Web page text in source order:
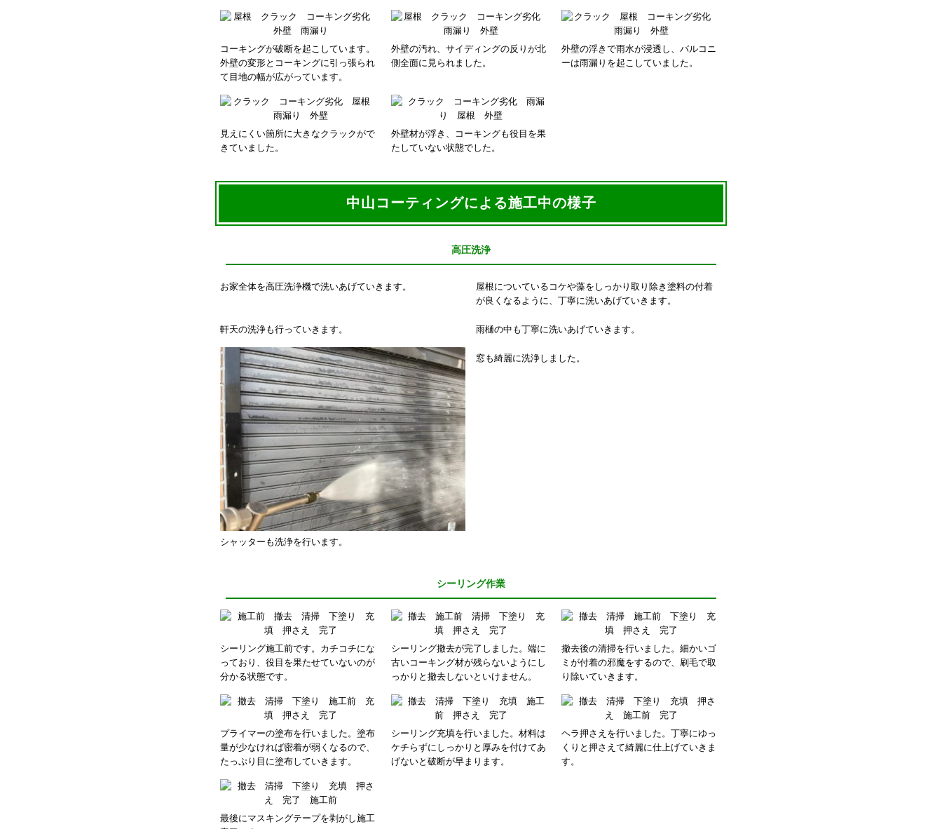
コーキングが破断を起こしています。
外壁の変形とコーキングに引っ張られ
て目地の幅が広がっています。
外壁の汚れ、サイディングの反りが北
側全面に見られました。
外壁の浮きで雨水が浸透し、バルコニ
ーは雨漏りを起こしていました。
見えにくい箇所に大きなクラックがで
きていました。
外壁材が浮き、コーキングも役目を果
たしていない状態でした。
中山コーティングによる施工中の様子
高圧洗浄
お家全体を高圧洗浄機で洗いあげていきます。
屋根についているコケや藻をしっかり取り除き塗料の付着
が良くなるように、丁寧に洗いあげていきます。
軒天の洗浄も行っていきます。 雨樋の中も丁寧に洗いあげていきます。
シャッターも洗浄を行います。
窓も綺麗に洗浄しました。
シーリング作業
シーリング施工前です。カチコチにな
っており、役目を果たせていないのが
分かる状態です。
シーリング撤去が完了しました。端に
古いコーキング材が残らないようにし
っかりと撤去しないといけません。
撤去後の清掃を行いました。細かいゴ
ミが付着の邪魔をするので、刷毛で取
り除いていきます。
プライマーの塗布を行いました。塗布
量が少なければ密着が弱くなるので、
たっぷり目に塗布していきます。
シーリング充填を行いました。材料は
ケチらずにしっかりと厚みを付けてあ
げないと破断が早まります。
ヘラ押さえを行いました。丁寧にゆっ
くりと押さえて綺麗に仕上げていきま
す。
最後にマスキングテープを剥がし施工